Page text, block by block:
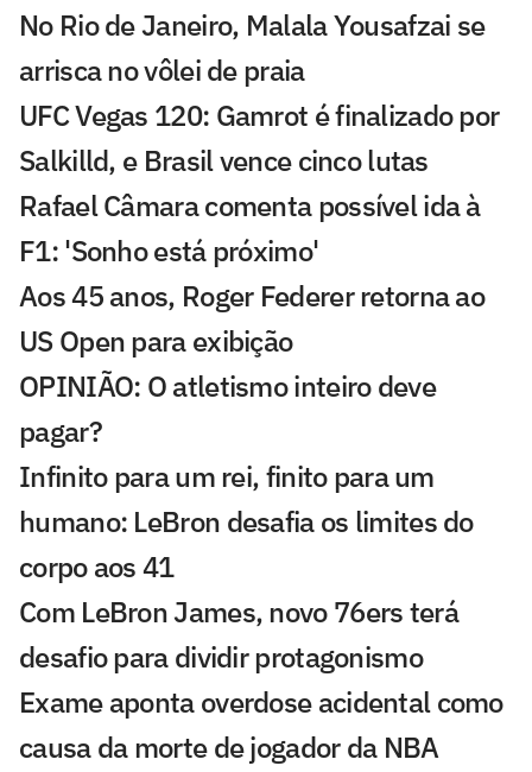
No Rio de Janeiro, Malala Yousafzai se
arrisca no vôlei de praia
UFC Vegas 120: Gamrot é finalizado por
Salkilld, e Brasil vence cinco lutas
Rafael Câmara comenta possível ida à
F1: 'Sonho está próximo'
Aos 45 anos, Roger Federer retorna ao
US Open para exibição
OPINIÃO: O atletismo inteiro deve
pagar?
Infinito para um rei, finito para um
humano: LeBron desafia os limites do
corpo aos 41
Com LeBron James, novo 76ers terá
desafio para dividir protagonismo
Exame aponta overdose acidental como
causa da morte de jogador da NBA